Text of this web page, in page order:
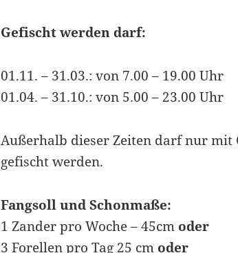
Gefischt werden darf:
01.11. – 31.03.: von 7.00 – 19.00 Uhr
01.04. – 31.10.: von 5.00 – 23.00 Uhr
Außerhalb dieser Zeiten darf nur mit
gefischt werden.
Fangsoll und Schonmaße:
1 Zander pro Woche – 45cm oder
3 Forellen pro Tag 25 cm oder